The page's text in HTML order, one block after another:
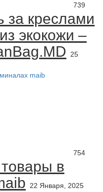
739
за креслами
экокожи –
25
754
в
22 Января, 2025